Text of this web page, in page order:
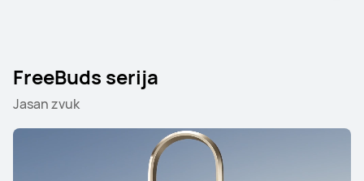
FreeBuds serija
Jasan zvuk